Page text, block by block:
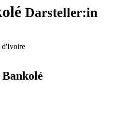
Darsteller:in
d'Ivoire